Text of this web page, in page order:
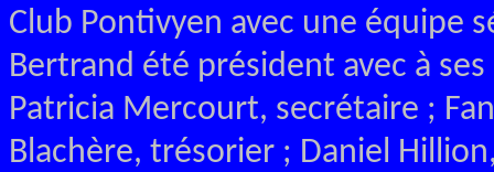
Club Pontivyen avec une équipe
Bertrand été président avec à
Patricia Mercourt, secrétaire ;
Blachère, trésorier ; Daniel